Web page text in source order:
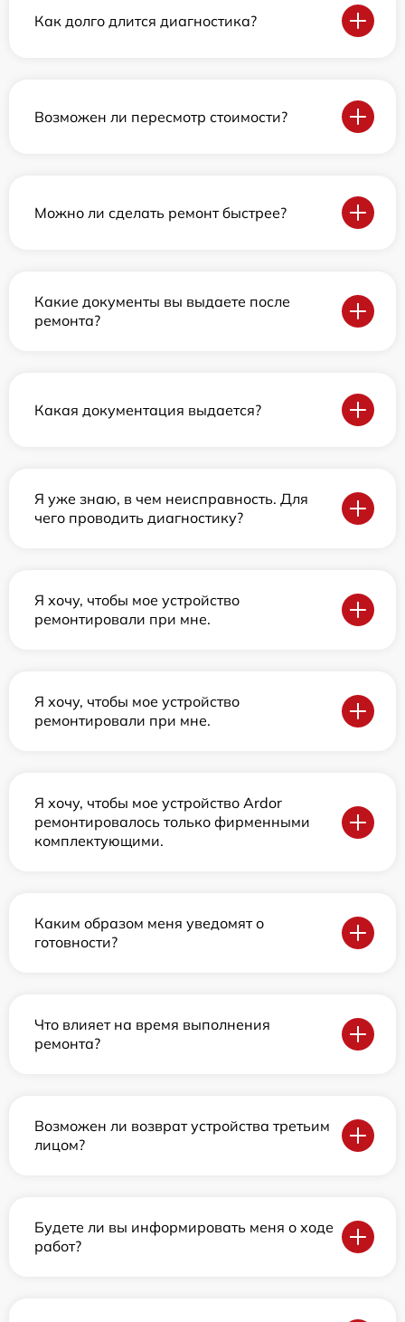
Как долго длится диагностика?
Возможен ли пересмотр стоимости?
Можно ли сделать ремонт быстрее?
Какие документы вы выдаете после
ремонта?
Какая документация выдается?
Я уже знаю, в чем неисправность. Для
чего проводить диагностику?
Я хочу, чтобы мое устройство
ремонтировали при мне.
Я хочу, чтобы мое устройство
ремонтировали при мне.
Я хочу, чтобы мое устройство Ardor
ремонтировалось только фирменными
комплектующими.
Каким образом меня уведомят о
готовности?
Что влияет на время выполнения
ремонта?
Возможен ли возврат устройства третьим
лицом?
Будете ли вы информировать меня о ходе
работ?